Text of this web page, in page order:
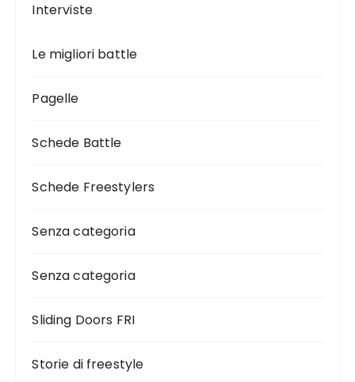
Interviste
Le migliori battle
Pagelle
Schede Battle
Schede Freestylers
Senza categoria
Senza categoria
Sliding Doors FRI
Storie di freestyle